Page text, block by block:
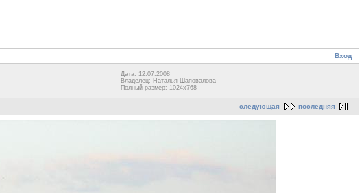
Вход
Дата: 12.07.2008
Владелец: Наталья Шаповалова
Полный размер: 1024x768
следующая последняя